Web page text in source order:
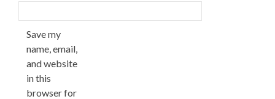
Save my
name, email,
and website
in this
browser for